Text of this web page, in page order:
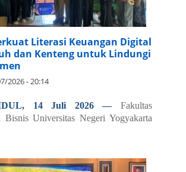
Literasi Keuangan Digital
dan Kenteng untuk Lindungi
2026 - 20:14
14 Juli 2026 — Fakultas
Bisnis Universitas Negeri Yogyakarta